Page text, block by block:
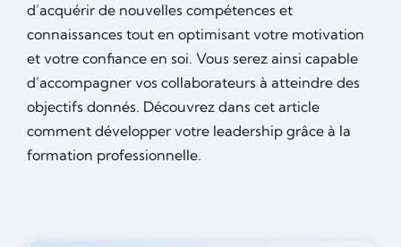
d’acquérir de nouvelles compétences et
connaissances tout en optimisant votre motivation
et votre confiance en soi. Vous serez ainsi capable
d’accompagner vos collaborateurs à atteindre des
objectifs donnés. Découvrez dans cet article
comment développer votre leadership grâce à la
formation professionnelle.